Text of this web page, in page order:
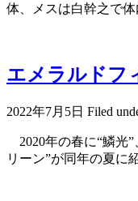
体、メスは白幹之で
エメラルドフ
2022年7月5日 Filed
2020年の春に“鱗光
リーン”が同年の夏